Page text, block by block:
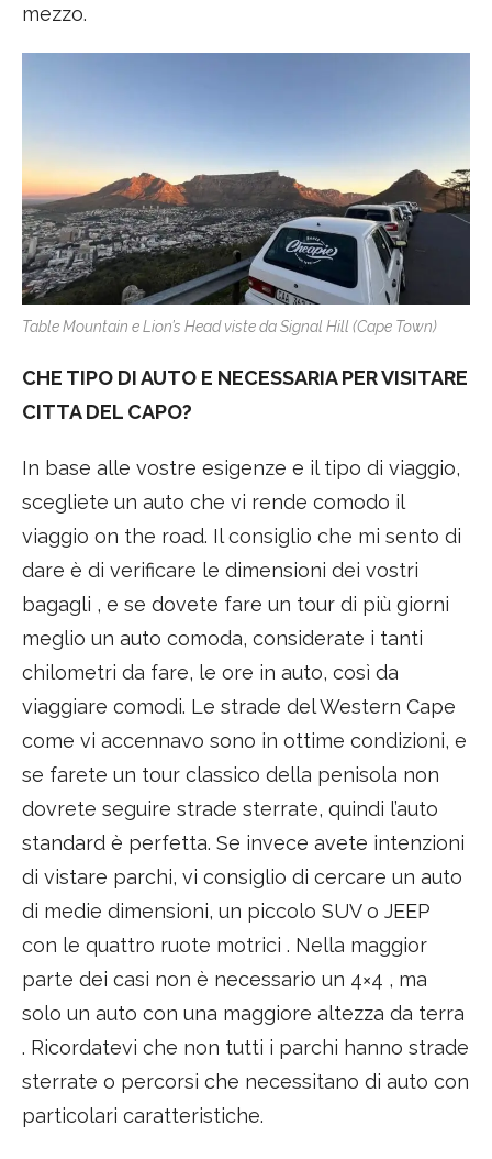
mezzo.
Table Mountain e Lion’s Head viste da Signal Hill (Cape Town)
CHE TIPO DI AUTO E NECESSARIA PER VISITARE
CITTA DEL CAPO?
In base alle vostre esigenze e il tipo di viaggio,
scegliete un auto che vi rende comodo il
viaggio on the road. Il consiglio che mi sento di
dare è di verificare le dimensioni dei vostri
bagagli , e se dovete fare un tour di più giorni
meglio un auto comoda, considerate i tanti
chilometri da fare, le ore in auto, così da
viaggiare comodi. Le strade del Western Cape
come vi accennavo sono in ottime condizioni, e
se farete un tour classico della penisola non
dovrete seguire strade sterrate, quindi l’auto
standard è perfetta. Se invece avete intenzioni
di vistare parchi, vi consiglio di cercare un auto
di medie dimensioni, un piccolo SUV o JEEP
con le quattro ruote motrici . Nella maggior
parte dei casi non è necessario un 4×4 , ma
solo un auto con una maggiore altezza da terra
. Ricordatevi che non tutti i parchi hanno strade
sterrate o percorsi che necessitano di auto con
particolari caratteristiche.